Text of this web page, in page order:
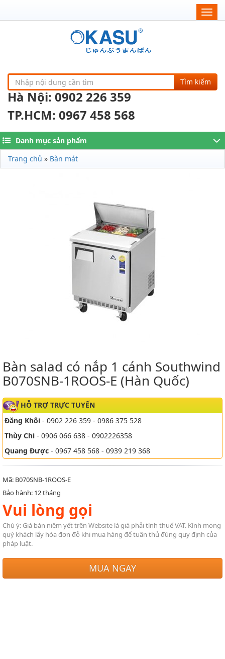
Tìm kiếm
Hà Nội: 0902 226 359
TP.HCM: 0967 458 568
Danh mục sản phẩm
Trang chủ » Bàn mát
Bàn salad có nắp 1 cánh Southwind
B070SNB-1ROOS-E (Hàn Quốc)
HỖ TRỢ TRỰC TUYẾN
Đăng Khôi - 0902 226 359 - 0986 375 528
Thùy Chi - 0906 066 638 - 0902226358
Quang Được - 0967 458 568 - 0939 219 368
Mã: B070SNB-1ROOS-E
Bảo hành: 12 tháng
Vui lòng gọi
Chú ý: Giá bán niêm yết trên Website là giá phải tính thuế VAT. Kính mong
quý khách lấy hóa đơn đỏ khi mua hàng để tuân thủ đúng quy định của
pháp luật.
MUA NGAY